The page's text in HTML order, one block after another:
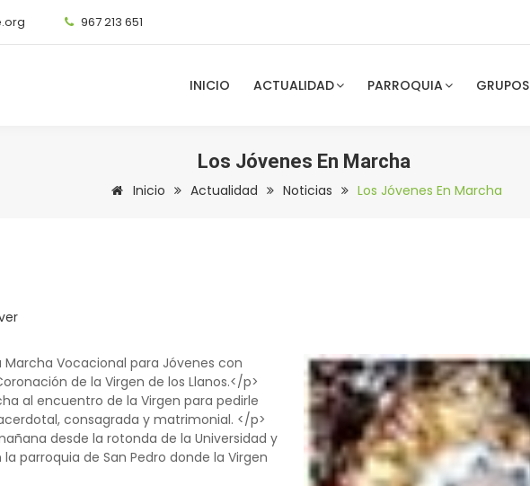
967 213 651
INICIO ACTUALIDAD PARROQUIA GRUPOS
Los Jóvenes En Marcha
Inicio Actualidad Noticias Los Jóvenes En Marcha
Marcha Vocacional para Jóvenes con
de la Virgen de los Llanos.</p>
al encuentro de la Virgen para pedirle
consagrada y matrimonial. </p>
desde la rotonda de la Universidad y
parroquia de San Pedro donde la Virgen